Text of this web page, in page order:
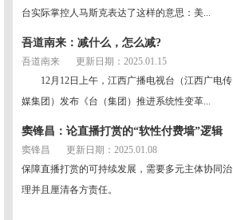
台实际掌控人马斯克表达了这样的意思：美...
吾道南来：减什么，怎么减?
吾道南来
更新日期：2025.01.15
12月12日上午，江西广播电视台（江西广电传
媒集团）发布《台（集团）推进系统性变革...
窦锋昌：论直播打赏的“软性付费墙”逻辑
窦锋昌
更新日期：2025.01.08
保障直播打赏的可持续发展，需要多元主体协同治
理并且厘清各方责任。